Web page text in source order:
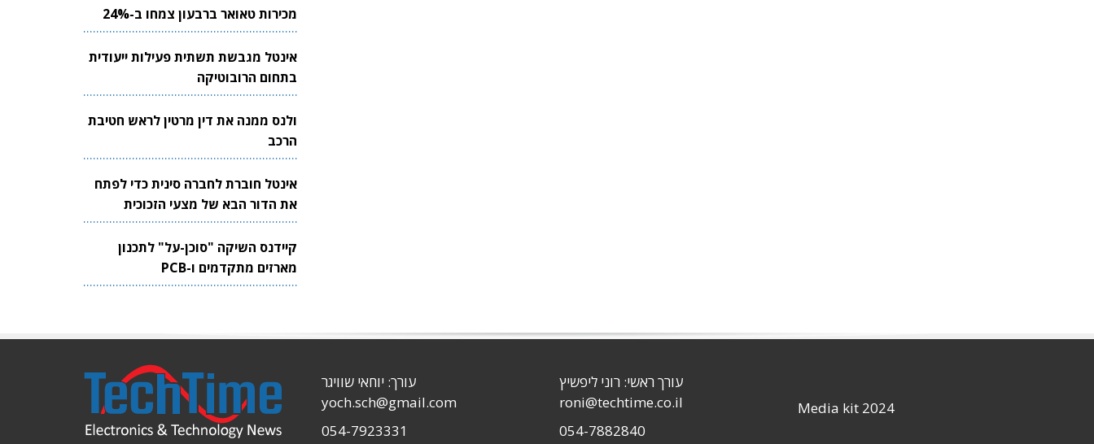
מכירות טאואר ברבעון צמחו ב-24%
אינטל מגבשת תשתית פעילות ייעודית
בתחום הרובוטיקה
ולנס ממנה את דין מרטין לראש חטיבת
הרכב
אינטל חוברת לחברה סינית כדי לפתח
את הדור הבא של מצעי הזכוכית
לשבבים
קיידנס השיקה "סוכן-על" לתכנון
מארזים מתקדמים ו-PCB
Media kit 2024
עורך ראשי: רוני ליפשיץ
roni@techtime.co.il
054-7882840
עורך: יוחאי שוויגר
yoch.sch@gmail.com
054-7923331